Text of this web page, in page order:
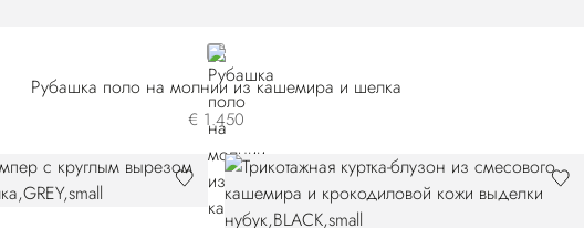
GREEN
Рубашка поло на молнии из кашемира и шелка
€ 1.450